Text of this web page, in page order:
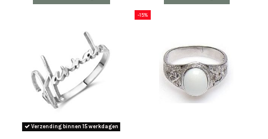
Verzending binnen 15 werkdagen
-15%